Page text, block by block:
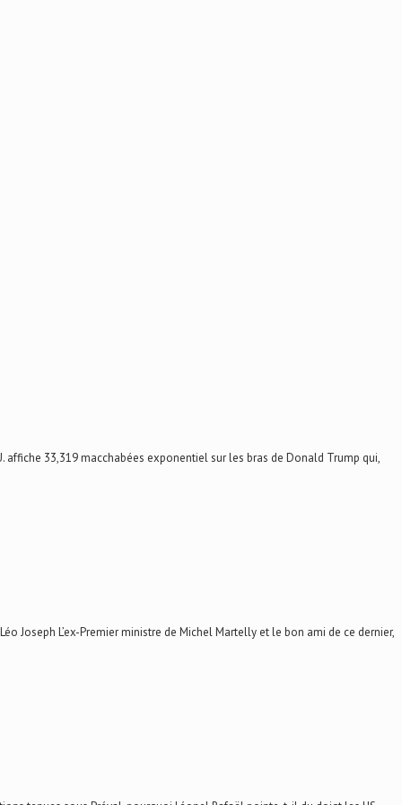
affiche 33,319 macchabées exponentiel sur les bras de Donald Trump qui,
Joseph L’ex-Premier ministre de Michel Martelly et le bon ami de ce dernier,